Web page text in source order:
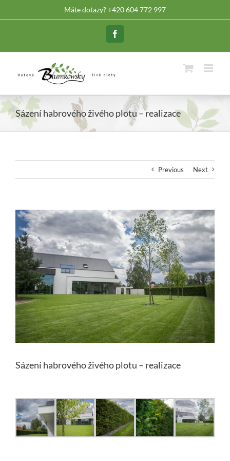
Máte dotazy? +420 604 772 997
Facebook
Sázení habrového živého plotu – realizace
Previous Next
View
Larger
Image
Sázení habrového živého plotu – realizace